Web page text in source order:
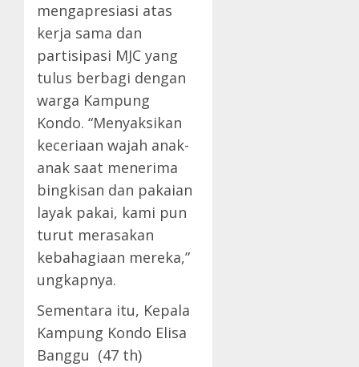
mengapresiasi atas
kerja sama dan
partisipasi MJC yang
tulus berbagi dengan
warga Kampung
Kondo. “Menyaksikan
keceriaan wajah anak-
anak saat menerima
bingkisan dan pakaian
layak pakai, kami pun
turut merasakan
kebahagiaan mereka,”
ungkapnya.
Sementara itu, Kepala
Kampung Kondo Elisa
Banggu (47 th)